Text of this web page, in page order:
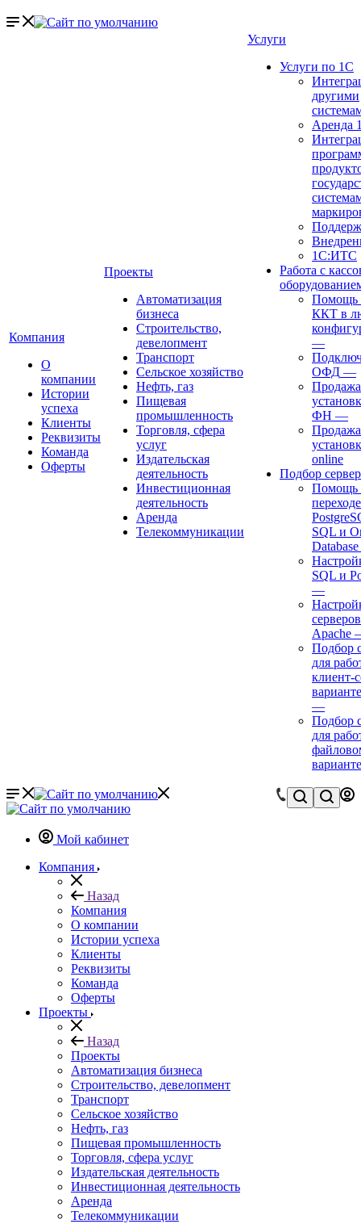
Компания
О
компании
Истории
успеха
Клиенты
Реквизиты
Команда
Оферты
Проекты
Автоматизация
бизнеса
Строительство,
девелопмент
Транспорт
Сельское хозяйство
Нефть, газ
Пищевая
промышленность
Торговля, сфера
услуг
Издательская
деятельность
Инвестиционная
деятельность
Аренда
Телекоммуникации
Услуги
Услуги по 1С
другими
Аренда
1С:ИТС
Работа с
Помощь
ККТ в
—
ОФД —
ФН —
online
Подбор
Помощь
SQL и
Database
SQL и
—
Apache
Подбор
для
клиент-
—
Подбор
для
варианте
Мой кабинет
Компания
Назад
Компания
О компании
Истории успеха
Клиенты
Реквизиты
Команда
Оферты
Проекты
Назад
Проекты
Автоматизация бизнеса
Строительство, девелопмент
Транспорт
Сельское хозяйство
Нефть, газ
Пищевая промышленность
Торговля, сфера услуг
Издательская деятельность
Инвестиционная деятельность
Аренда
Телекоммуникации